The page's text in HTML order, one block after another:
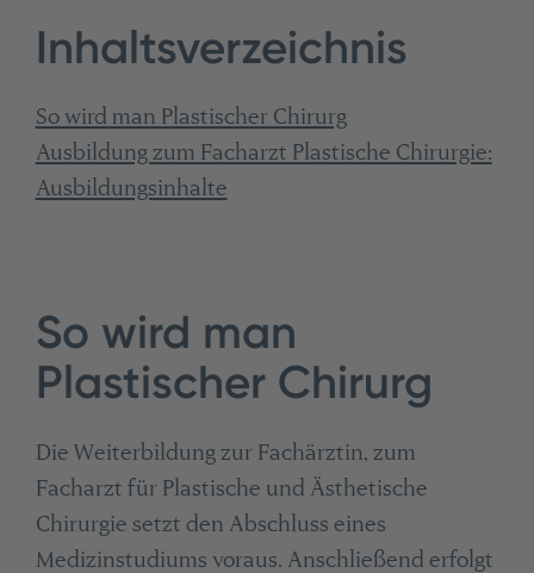
Inhaltsverzeichnis
So wird man Plastischer Chirurg
Ausbildung zum Facharzt Plastische Chirurgie:
Ausbildungsinhalte
So wird man
Plastischer Chirurg
Die Weiterbildung zur Fachärztin, zum
Facharzt für Plastische und Ästhetische
Chirurgie setzt den Abschluss eines
Medizinstudiums voraus. Anschließend erfolgt